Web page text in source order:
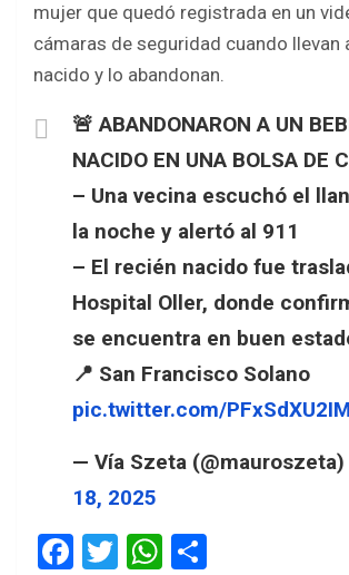
mujer que quedó registrada en un
cámaras de seguridad cuando llevan
nacido y lo abandonan.
🚨 ABANDONARON A UN
NACIDO EN UNA BOLSA DE
– Una vecina escuchó el
la noche y alertó al 911
– El recién nacido fue
Hospital Oller, donde
se encuentra en buen
📍 San Francisco Solano
pic.twitter.com/PFxSdXU2IM
— Vía Szeta (@mauroszeta)
18, 2025
F
T
W